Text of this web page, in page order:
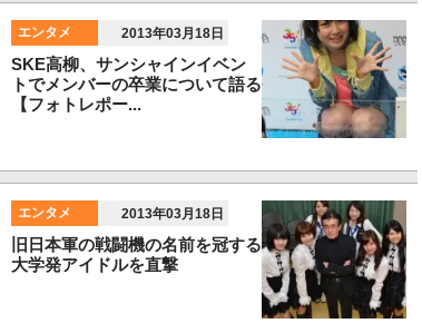
エンタメ 2013年03月18日
SKE高柳、サンシャインイベン
トでメンバーの卒業について語る
【フォトレポー...
エンタメ 2013年03月18日
旧日本軍の戦闘機の名前を冠する
大学発アイドルを直撃